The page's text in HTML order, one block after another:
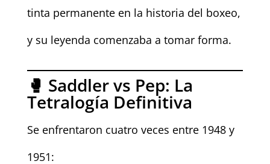
tinta permanente en la historia del boxeo,
y su leyenda comenzaba a tomar forma.
🥊 Saddler vs Pep: La
Tetralogía Definitiva
Se enfrentaron cuatro veces entre 1948 y
1951: